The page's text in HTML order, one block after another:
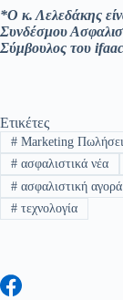
*O κ. Λελεδάκης
Συνδέσμου
Σύμβουλος του
Ετικέτες
#Marketing
#ασφαλιστικά νέα
#ασφαλιστική αγορά
#τεχνολογία